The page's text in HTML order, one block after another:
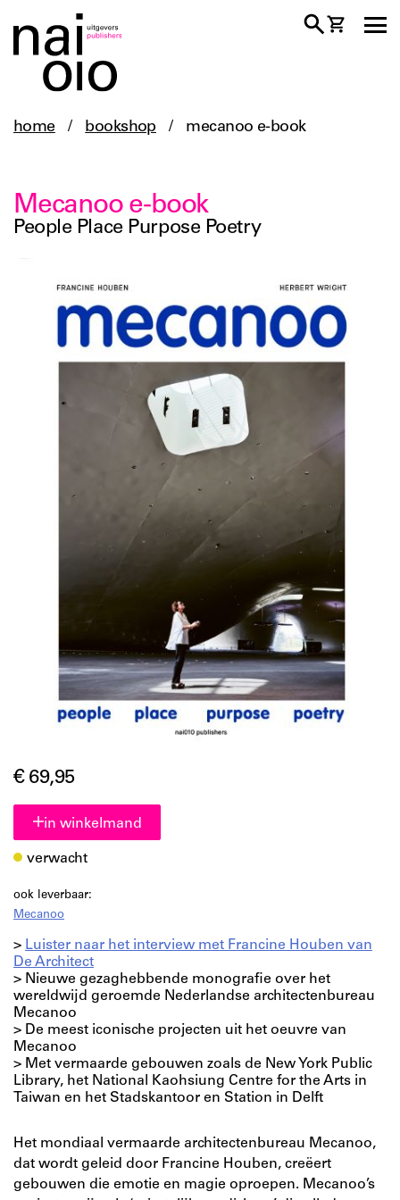
home / bookshop / mecanoo e-book
Mecanoo e-book
People Place Purpose Poetry
€ 69,95
in winkelmand
verwacht
ook leverbaar:
Mecanoo
> Luister naar het interview met Francine Houben van
De Architect
> Nieuwe gezaghebbende monografie over het
wereldwijd geroemde Nederlandse architectenbureau
Mecanoo
> De meest iconische projecten uit het oeuvre van
Mecanoo
> Met vermaarde gebouwen zoals de New York Public
Library, het National Kaohsiung Centre for the Arts in
Taiwan en het Stadskantoor en Station in Delft
Het mondiaal vermaarde architectenbureau Mecanoo,
dat wordt geleid door Francine Houben, creëert
gebouwen die emotie en magie oproepen. Mecanoo’s